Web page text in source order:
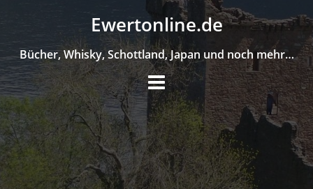
to
Ewertonline.de
Bücher, Whisky, Schottland, Japan und noch mehr…